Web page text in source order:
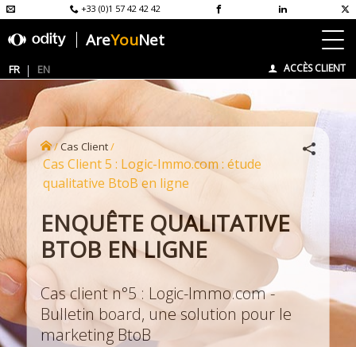
+33 (0)1 57 42 42 42
AreYouNet
FR EN ACCÈS CLIENT
/ Cas Client/
Cas Client 5 : Logic-Immo.com : étude
qualitative BtoB en ligne
ENQUÊTE QUALITATIVE
BTOB EN LIGNE
Cas client n°5 : Logic-Immo.com -
Bulletin board, une solution pour le
marketing BtoB